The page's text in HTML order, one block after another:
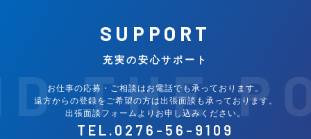
THE
SUPPORT
充実の安心サポート
お仕事の応募・ご相談はお電話でも承っております。
遠方からの登録をご希望の方は出張面談も承っております。
出張面談フォームよりお申し込みください。
TEL. 0276-56-9109